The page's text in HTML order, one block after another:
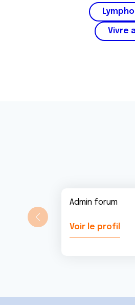
t
e
m
e
Vivre
Admin forum
Voir le profil